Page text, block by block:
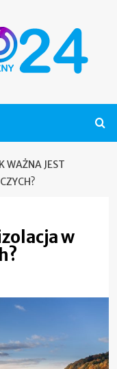
WAŻNA JEST
w